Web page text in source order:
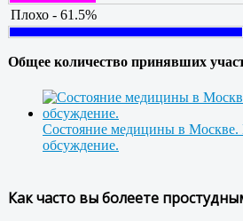
Плохо - 61.5%
Общее количество принявших
Состояние медицины в Москве.
обсуждение.
Как часто вы болеете